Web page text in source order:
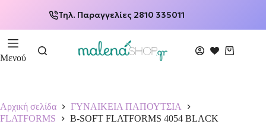
Τηλ. Παραγγελίες 2810 335011
Μενού
Αρχική σελίδα
ΓΥΝΑΙΚΕΙΑ ΠΑΠΟΥΤΣΙΑ
FLATFORMS
B-SOFT FLATFORMS 4054 BLACK